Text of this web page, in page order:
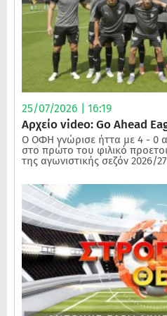
25/07/2026 | 16:19
Αρχείο video: Go Ahead
Ο ΟΦΗ γνώρισε ήττα με 4 - 0
στο πρώτο του φιλικό
της αγωνιστικής σεζόν 2026/